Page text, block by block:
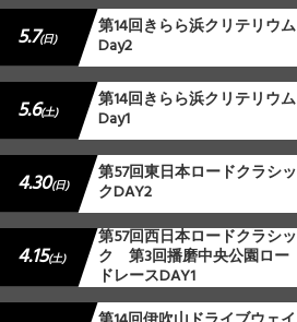
5.7(日) 第14回きらら浜クリテリウム
Day2
5.6(土) 第14回きらら浜クリテリウム
Day1
4.30(日) 第57回東日本ロードクラシッ
クDAY2
4.15(土)
第57回西日本ロードクラシッ
ク 第3回播磨中央公園ロー
ドレースDAY1